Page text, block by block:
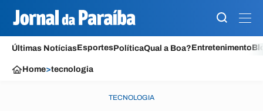
Últimas NotíciasEsportesPolíticaQual a Boa?Entretenimento
Home>tecnologia
TECNOLOGIA